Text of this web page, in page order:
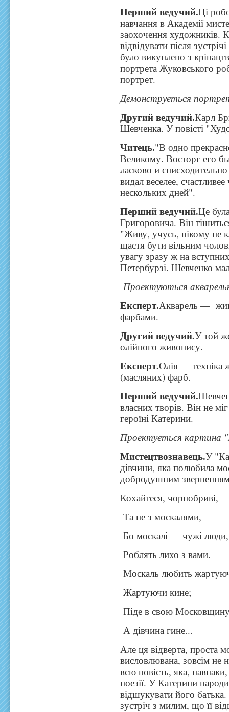
Перший ведучий.Ці
навчання в Академії
заохочення художників.
відвідувати після
було викуплено з
портрета Жуковського
портрет.
Демонструється
Другий ведучий.Карл
Шевченка. У повісті
Читець."В одно
Великому. Восторг его
ласково и
видал веселее,
нескольких дней".
Перший ведучий.Це
Григоровича. Він
"Живу, учусь, нікому не
щастя бути вільним
увагу зразу ж на
Петербурзі. Шевченко
Проектуються
Експерт.Акварель —
фарбами.
Другий ведучий.У той
олійного живопису.
Експерт.Олія — техніка
(масляних) фарб.
Перший ведучий.
власних творів. Він не
героїні Катерини.
Проектується картина
Мистецтвознавець.У
дівчини, яка полюбила
добродушним
Кохайтеся, чорнобриві,
Та не з москалями,
Бо москалі — чужі люди,
Роблять лихо з вами.
Москаль любить
Жартуючи кине;
Піде в свою
А дівчина гине...
Але ця відверта, проста
висловлювана, зовсім не
всю повість, яка,
поезії. У Катерини
відшукувати його
зустріч з милим, що її